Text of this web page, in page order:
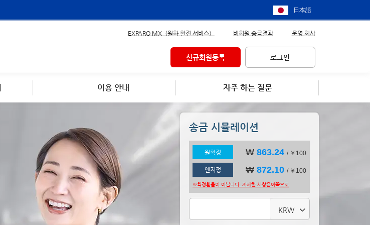
日本語
EXPARO MX（원화 환전 서비스） 비회원 송금결과 운영 회사
신규회원등록 로그인
이용 안내 자주 하는 질문
송금 시뮬레이션
원확정 ₩ 863.24 / ￥100
엔지정 ₩ 872.10 / ￥100
※확정환율이 아닙니다. 자세한 사항은이쪽으로
KRW